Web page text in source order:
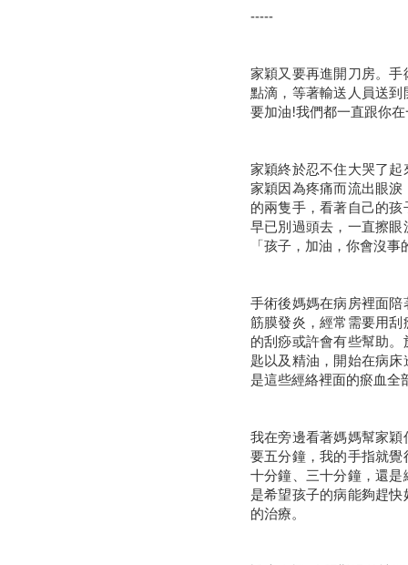
-----
家穎又要再進開刀房。
點滴，等著輸送人員送
要加油!我們都一直跟你
家穎終於忍不住大哭了
家穎因為疼痛而流出眼
的兩隻手，看著自己的
早已別過頭去，一直擦
「孩子，加油，你會沒事
手術後媽媽在病房裡面
筋膜發炎，經常需要用
的刮痧或許會有些幫助
匙以及精油，開始在病
是這些經絡裡面的瘀血全
我在旁邊看著媽媽幫家
要五分鐘，我的手指就
十分鐘、三十分鐘，還
是希望孩子的病能夠趕
的治療。